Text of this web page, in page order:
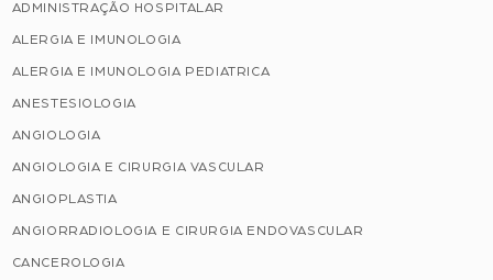
ADMINISTRAÇÃO HOSPITALAR
ALERGIA E IMUNOLOGIA
ALERGIA E IMUNOLOGIA PEDIATRICA
ANESTESIOLOGIA
ANGIOLOGIA
ANGIOLOGIA E CIRURGIA VASCULAR
ANGIOPLASTIA
ANGIORRADIOLOGIA E CIRURGIA ENDOVASCULAR
CANCEROLOGIA